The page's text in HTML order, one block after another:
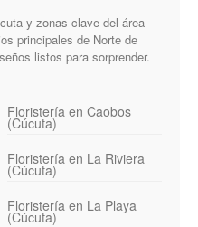
y zonas clave del área
principales de Norte de
listos para sorprender.
Floristería en Caobos
(Cúcuta)
Floristería en La Riviera
(Cúcuta)
Floristería en La Playa
(Cúcuta)